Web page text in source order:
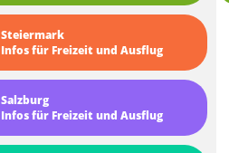
Steiermark
Infos für Freizeit und Ausflug
Salzburg
Infos für Freizeit und Ausflug